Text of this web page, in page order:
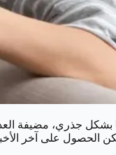
بشكل جذري، مضيفة
الحصول على آخر